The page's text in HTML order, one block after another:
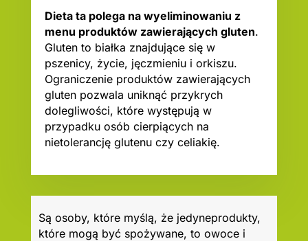
Dieta ta polega na wyeliminowaniu z
menu produktów zawierających gluten.
Gluten to białka znajdujące się w
pszenicy, życie, jęczmieniu i orkiszu.
Ograniczenie produktów zawierających
gluten pozwala uniknąć przykrych
dolegliwości, które występują w
przypadku osób cierpiących na
nietolerancję glutenu czy celiakię.
Są osoby, które myślą, że jedyneprodukty,
które mogą być spożywane, to owoce i